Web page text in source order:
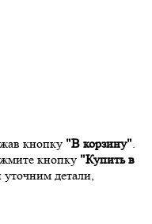
кнопку "В корзину".
кнопку "Купить в
детали,